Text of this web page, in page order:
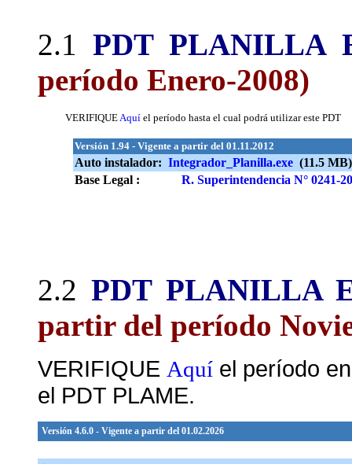
2.1PDT PLANILLA
período Enero-2008)
VERIFIQUEAquí el período hasta el cual podrá utilizar este PDT
Versión 1.94 - Vigente a partir del 01.11.2012
Auto instalador: Integrador_Planilla.exe(11.5 MB)
Base Legal :
R. Superintendencia N° 0241-
2.2 PDT PLANILLA
partir del período
VERIFIQUE Aquí el período
el PDT PLAME.
Versión 4.6.0 - Vigente a partir del 01.02.2026